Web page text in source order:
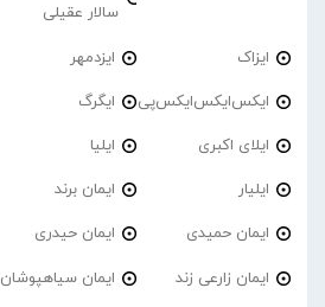
سالار عقیلی
ایزاک ایزدمهر
ایکس‌ایکس‌ایکس‌پی ایگرگ
ایلای اکبری ایلیا
ایلیار ایمان برند
ایمان حمیدی ایمان حیدری
ایمان زارعی زند ایمان سیاهپوشان